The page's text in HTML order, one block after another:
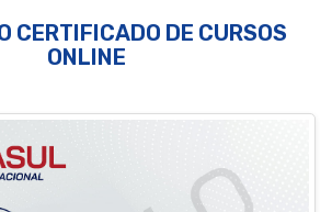
CERTIFICADO DE CURSOS
ONLINE